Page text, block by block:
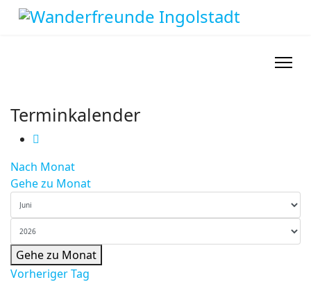
Terminkalender
Nach Monat
Gehe zu Monat
Gehe zu Monat
Vorheriger Tag